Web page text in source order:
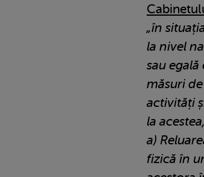
„în
la nivel
sau
măsuri
activități
la
a)
fizică în